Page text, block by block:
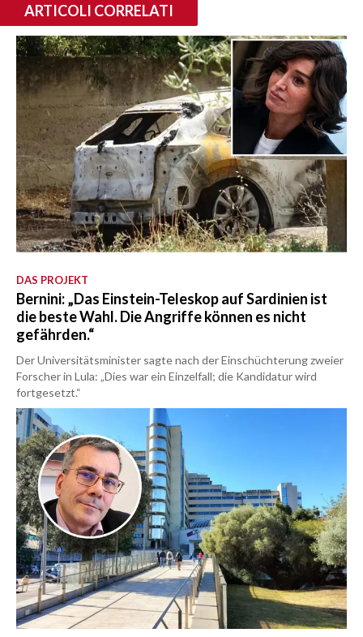
ARTICOLI CORRELATI
DAS PROJEKT
Bernini: „Das Einstein-Teleskop auf Sardinien ist
die beste Wahl. Die Angriffe können es nicht
gefährden.“
Der Universitätsminister sagte nach der Einschüchterung zweier
Forscher in Lula: „Dies war ein Einzelfall; die Kandidatur wird
fortgesetzt.“